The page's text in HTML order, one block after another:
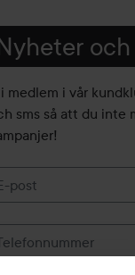
medlem i vår
sms så att du inte
post